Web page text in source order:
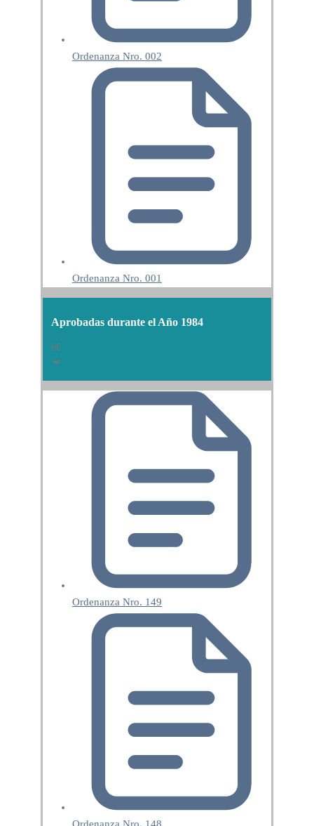
Ordenanza Nro. 002
Ordenanza Nro. 001
Aprobadas durante el Año 1984
66
Ordenanza Nro. 149